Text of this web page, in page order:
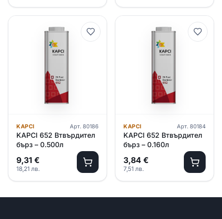
KAPCI Арт. 80186
KAPCI 652 Втвърдител
бърз – 0.500л
9,31 €
18,21 лв.
KAPCI Арт. 80184
KAPCI 652 Втвърдител
бърз – 0.160л
3,84 €
7,51 лв.